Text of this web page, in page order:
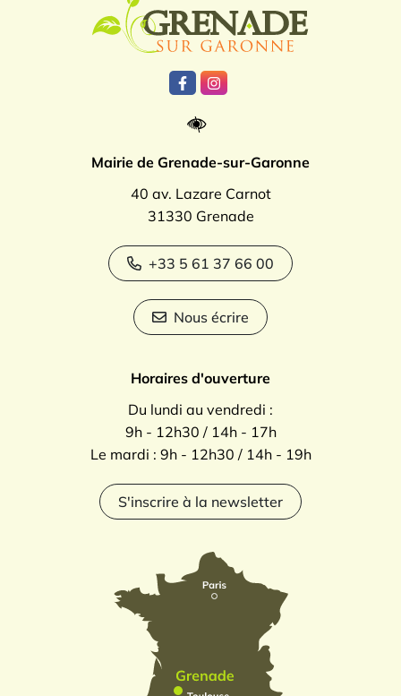
Lien vers le compte Facebook
Lien vers le compte
Mairie de Grenade-sur-Garonne
40 av. Lazare Carnot
31330 Grenade
+33 5 61 37 66 00
Nous écrire
Horaires d'ouverture
Du lundi au vendredi :
9h - 12h30 / 14h - 17h
Le mardi : 9h - 12h30 / 14h - 19h
S'inscrire à la newsletter